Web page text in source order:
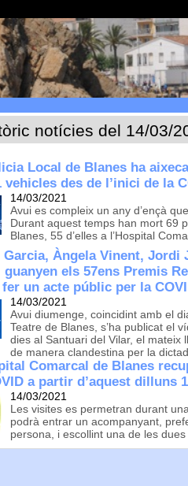
notícies del 14/03/
Local de Blanes ha
vehicles des de l’inici de la
14/03/2021
Avui es compleix un any d’ençà
Durant aquest temps han mort 69
Blanes, 55 d’elles a l’Hospital
Garcia, Àngela Vinent, Jordi
guanyen els 57ens Premis
un acte públic per la
14/03/2021
Avui diumenge, coincidint amb el
Teatre de Blanes, s’ha publicat el
dies al Santuari del Vilar, el
de manera clandestina per la
Comarcal de Blanes
a partir d’aquest dilluns
14/03/2021
Les visites es permetran durant
podrà entrar un acompanyant,
persona, i escollint una de les